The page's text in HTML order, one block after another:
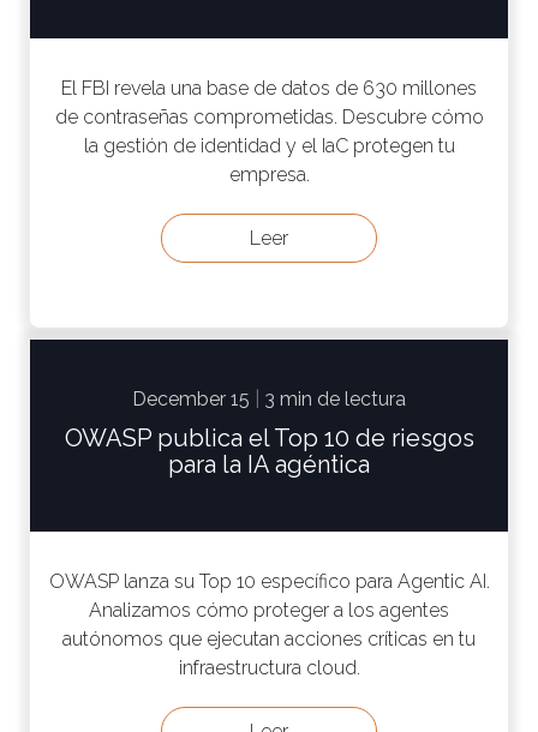
El FBI revela una base de datos de 630 millones
de contraseñas comprometidas. Descubre cómo
la gestión de identidad y el IaC protegen tu
empresa.
Leer
December 15 3 min de lectura
OWASP publica el Top 10 de riesgos
para la IA agéntica
OWASP lanza su Top 10 específico para Agentic AI.
Analizamos cómo proteger a los agentes
autónomos que ejecutan acciones críticas en tu
infraestructura cloud.